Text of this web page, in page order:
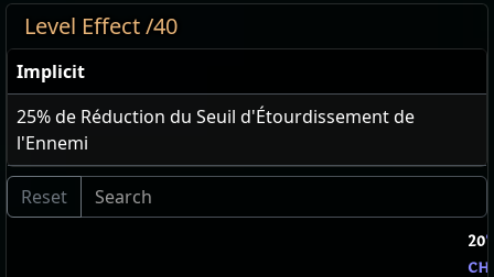
Level Effect /40
Implicit
25% de Réduction du Seuil d'Étourdissement de
l'Ennemi
20